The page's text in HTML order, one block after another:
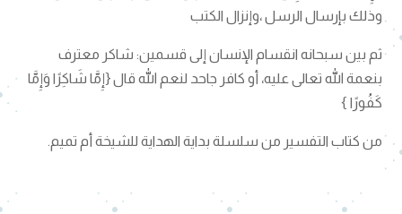
وذلك بإرسال الرسل ،وإنزال الكتب
ثم بين سبحانه انقسام الإنسان إلى قسمين: شاكر معترف
بنعمة الله تعالى عليه، أو كافر جاحد لنعم الله قال {إِمَّا شَاكِرًا وَإِمَّا
كَفُورًا }
من كتاب التفسير من سلسلة بداية الهداية للشيخة أم تميم.